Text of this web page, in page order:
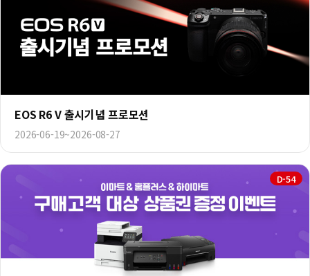
EOS R6 V 출시기념 프로모션
2026-06-19~2026-08-27
D-54